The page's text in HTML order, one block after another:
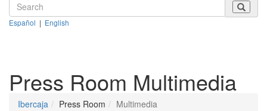
Español | English
Press Room Multimedia
Ibercaja Press Room Multimedia